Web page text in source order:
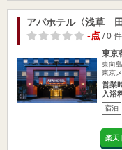
アパホテル〈浅草 田
-点/ 0 件
東京
東向
東京
営業
入浴
宿泊
楽天